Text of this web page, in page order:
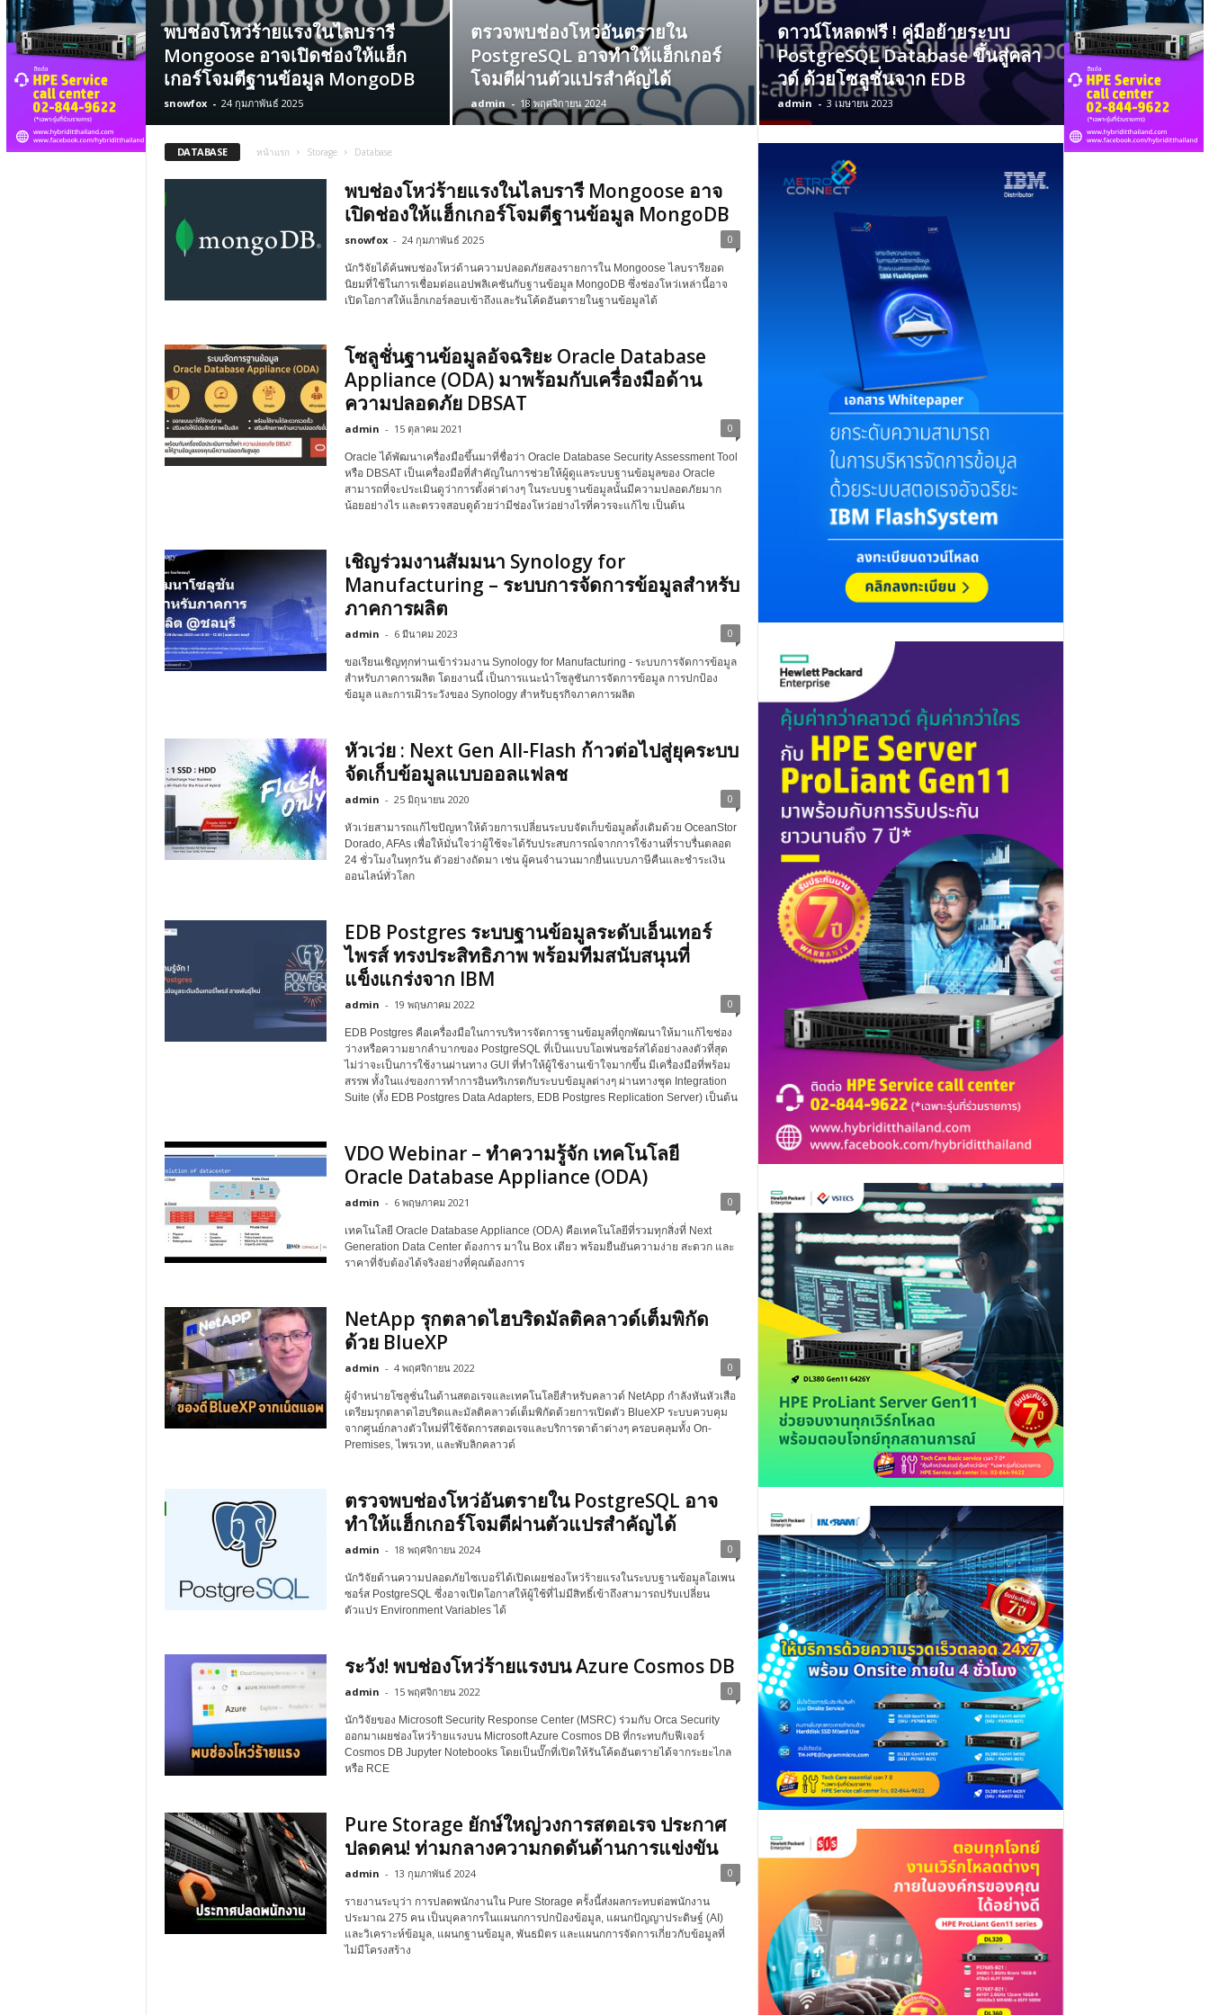
พบช่องโหว่ร้ายแรงในไลบรารี
Mongoose อาจเปิดช่องให้แฮ็ก
เกอร์โจมตีฐานข้อมูล MongoDB
snowfox - 24 กุมภาพันธ์ 2025
ตรวจพบช่องโหว่อันตรายใน
PostgreSQL อาจทำให้แฮ็กเกอร์
โจมตีผ่านตัวแปรสำคัญได้
admin - 18 พฤศจิกายน 2024
ดาวน์โหลดฟรี ! คู่มือย้ายระบบ
PostgreSQL Database ขึ้นสู่คลา
วด์ ด้วยโซลูชั่นจาก EDB
admin - 3 เมษายน 2023
DATABASE หน้าแรก Storage Database
พบช่องโหว่ร้ายแรงในไลบรารี Mongoose อาจ
เปิดช่องให้แฮ็กเกอร์โจมตีฐานข้อมูล MongoDB
snowfox - 24 กุมภาพันธ์ 2025 0
นักวิจัยได้ค้นพบช่องโหว่ด้านความปลอดภัยสองรายการใน Mongoose ไลบรารียอด
นิยมที่ใช้ในการเชื่อมต่อแอปพลิเคชันกับฐานข้อมูล MongoDB ซึ่งช่องโหว่เหล่านี้อาจ
เปิดโอกาสให้แฮ็กเกอร์ลอบเข้าถึงและรันโค้ดอันตรายในฐานข้อมูลได้
โซลูชั่นฐานข้อมูลอัจฉริยะ Oracle Database
Appliance (ODA) มาพร้อมกับเครื่องมือด้าน
ความปลอดภัย DBSAT
admin - 15 ตุลาคม 2021 0
Oracle ได้พัฒนาเครื่องมือขึ้นมาที่ชื่อว่า Oracle Database Security Assessment Tool
หรือ DBSAT เป็นเครื่องมือที่สำคัญในการช่วยให้ผู้ดูแลระบบฐานข้อมูลของ Oracle
สามารถที่จะประเมินดูว่าการตั้งค่าต่างๆ ในระบบฐานข้อมูลนั้นมีความปลอดภัยมาก
น้อยอย่างไร และตรวจสอบดูด้วยว่ามีช่องโหว่อย่างไรที่ควรจะแก้ไข เป็นต้น
เชิญร่วมงานสัมมนา Synology for
Manufacturing – ระบบการจัดการข้อมูลสำหรับ
ภาคการผลิต
admin - 6 มีนาคม 2023 0
ขอเรียนเชิญทุกท่านเข้าร่วมงาน Synology for Manufacturing - ระบบการจัดการข้อมูล
สำหรับภาคการผลิต โดยงานนี้ เป็นการแนะนำโซลูชันการจัดการข้อมูล การปกป้อง
ข้อมูล และการเฝ้าระวังของ Synology สำหรับธุรกิจภาคการผลิต
หัวเว่ย : Next Gen All-Flash ก้าวต่อไปสู่ยุคระบบ
จัดเก็บข้อมูลแบบออลแฟลช
admin - 25 มิถุนายน 2020 0
หัวเว่ยสามารถแก้ไขปัญหาให้ด้วยการเปลี่ยนระบบจัดเก็บข้อมูลดั้งเดิมด้วย OceanStor
Dorado, AFAs เพื่อให้มั่นใจว่าผู้ใช้จะได้รับประสบการณ์จากการใช้งานที่ราบรื่นตลอด
24 ชั่วโมงในทุกวัน ตัวอย่างถัดมา เช่น ผู้คนจำนวนมากยื่นแบบภาษีคืนและชำระเงิน
ออนไลน์ทั่วโลก
EDB Postgres ระบบฐานข้อมูลระดับเอ็นเทอร์
ไพรส์ ทรงประสิทธิภาพ พร้อมทีมสนับสนุนที่
แข็งแกร่งจาก IBM
admin - 19 พฤษภาคม 2022 0
EDB Postgres คือเครื่องมือในการบริหารจัดการฐานข้อมูลที่ถูกพัฒนาให้มาแก้ไขช่อง
ว่างหรือความยากลำบากของ PostgreSQL ที่เป็นแบบโอเพ่นซอร์สได้อย่างลงตัวที่สุด
ไม่ว่าจะเป็นการใช้งานผ่านทาง GUI ที่ทำให้ผู้ใช้งานเข้าใจมากขึ้น มีเครื่องมือที่พร้อม
สรรพ ทั้งในแง่ของการทำการอินทริเกรตกับระบบข้อมูลต่างๆ ผ่านทางชุด Integration
Suite (ทั้ง EDB Postgres Data Adapters, EDB Postgres Replication Server) เป็นต้น
VDO Webinar – ทำความรู้จัก เทคโนโลยี
Oracle Database Appliance (ODA)
admin - 6 พฤษภาคม 2021 0
เทคโนโลยี Oracle Database Appliance (ODA) คือเทคโนโลยีที่รวมทุกสิ่งที่ Next
Generation Data Center ต้องการ มาใน Box เดียว พร้อมยืนยันความง่าย สะดวก และ
ราคาที่จับต้องได้จริงอย่างที่คุณต้องการ
NetApp รุกตลาดไฮบริดมัลติคลาวด์เต็มพิกัด
ด้วย BlueXP
admin - 4 พฤศจิกายน 2022 0
ผู้จำหน่ายโซลูชั่นในด้านสตอเรจและเทคโนโลยีสำหรับคลาวด์ NetApp กำลังหันหัวเสือ
เตรียมรุกตลาดไฮบริดและมัลติคลาวด์เต็มพิกัดด้วยการเปิดตัว BlueXP ระบบควบคุม
จากศูนย์กลางตัวใหม่ที่ใช้จัดการสตอเรจและบริการดาต้าต่างๆ ครอบคลุมทั้ง On-
Premises, ไพรเวท, และพับลิกคลาวด์
ตรวจพบช่องโหว่อันตรายใน PostgreSQL อาจ
ทำให้แฮ็กเกอร์โจมตีผ่านตัวแปรสำคัญได้
admin - 18 พฤศจิกายน 2024 0
นักวิจัยด้านความปลอดภัยไซเบอร์ได้เปิดเผยช่องโหว่ร้ายแรงในระบบฐานข้อมูลโอเพน
ซอร์ส PostgreSQL ซึ่งอาจเปิดโอกาสให้ผู้ใช้ที่ไม่มีสิทธิ์เข้าถึงสามารถปรับเปลี่ยน
ตัวแปร Environment Variables ได้
ระวัง! พบช่องโหว่ร้ายแรงบน Azure Cosmos DB
admin - 15 พฤศจิกายน 2022 0
นักวิจัยของ Microsoft Security Response Center (MSRC) ร่วมกับ Orca Security
ออกมาเผยช่องโหว่ร้ายแรงบน Microsoft Azure Cosmos DB ที่กระทบกับฟีเจอร์
Cosmos DB Jupyter Notebooks โดยเป็นบั๊กที่เปิดให้รันโค้ดอันตรายได้จากระยะไกล
หรือ RCE
Pure Storage ยักษ์ใหญ่วงการสตอเรจ ประกาศ
ปลดคน! ท่ามกลางความกดดันด้านการแข่งขัน
admin - 13 กุมภาพันธ์ 2024 0
รายงานระบุว่า การปลดพนักงานใน Pure Storage ครั้งนี้ส่งผลกระทบต่อพนักงาน
ประมาณ 275 คน เป็นบุคลากรในแผนกการปกป้องข้อมูล, แผนกปัญญาประดิษฐ์ (AI)
และวิเคราะห์ข้อมูล, แผนกฐานข้อมูล, พันธมิตร และแผนกการจัดการเกี่ยวกับข้อมูลที่
ไม่มีโครงสร้าง